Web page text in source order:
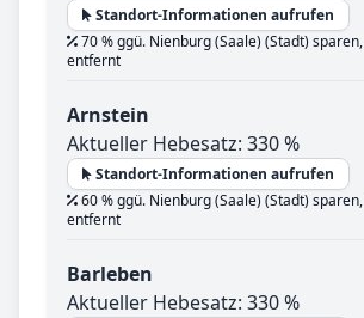
Standort-Informationen aufrufen
70 % ggü. Nienburg (Saale) (Stadt) sparen,
entfernt
Arnstein
Aktueller Hebesatz: 330 %
Standort-Informationen aufrufen
60 % ggü. Nienburg (Saale) (Stadt) sparen,
entfernt
Barleben
Aktueller Hebesatz: 330 %